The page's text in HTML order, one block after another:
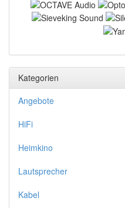
Kategorien
Angebote
HiFi
Heimkino
Lautsprecher
Kabel